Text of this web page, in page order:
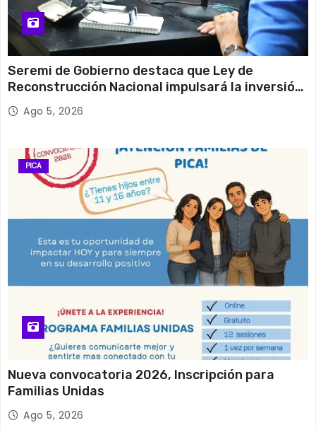
Seremi de Gobierno destaca que Ley de
Reconstrucción Nacional impulsará la inversión
y el empleo en Tarapacá
Ago 5, 2026
PICA
Nueva convocatoria 2026, Inscripción para
Familias Unidas
Ago 5, 2026